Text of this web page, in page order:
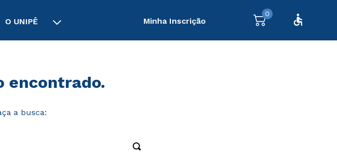
O UNIPÊ Minha Inscrição
0
encontrado.
a busca: